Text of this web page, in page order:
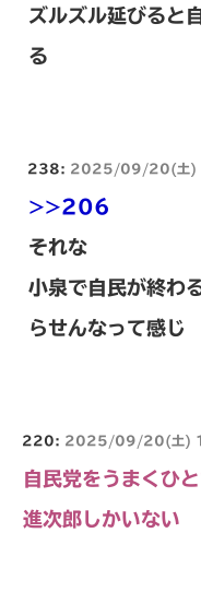
ズルズル延びると
る
238: 2025/09/20(土)
>>206
それな
小泉で自民が終わ
らせんなって感じ
220: 2025/09/20(土)
自民党をうまくひ
進次郎しかいない